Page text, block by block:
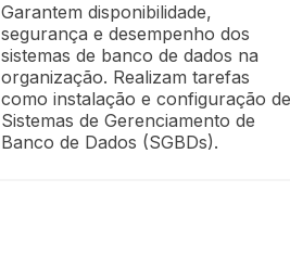
Garantem disponibilidade,
segurança e desempenho dos
sistemas de banco de dados na
organização. Realizam tarefas
como instalação e configuração de
Sistemas de Gerenciamento de
Banco de Dados (SGBDs).